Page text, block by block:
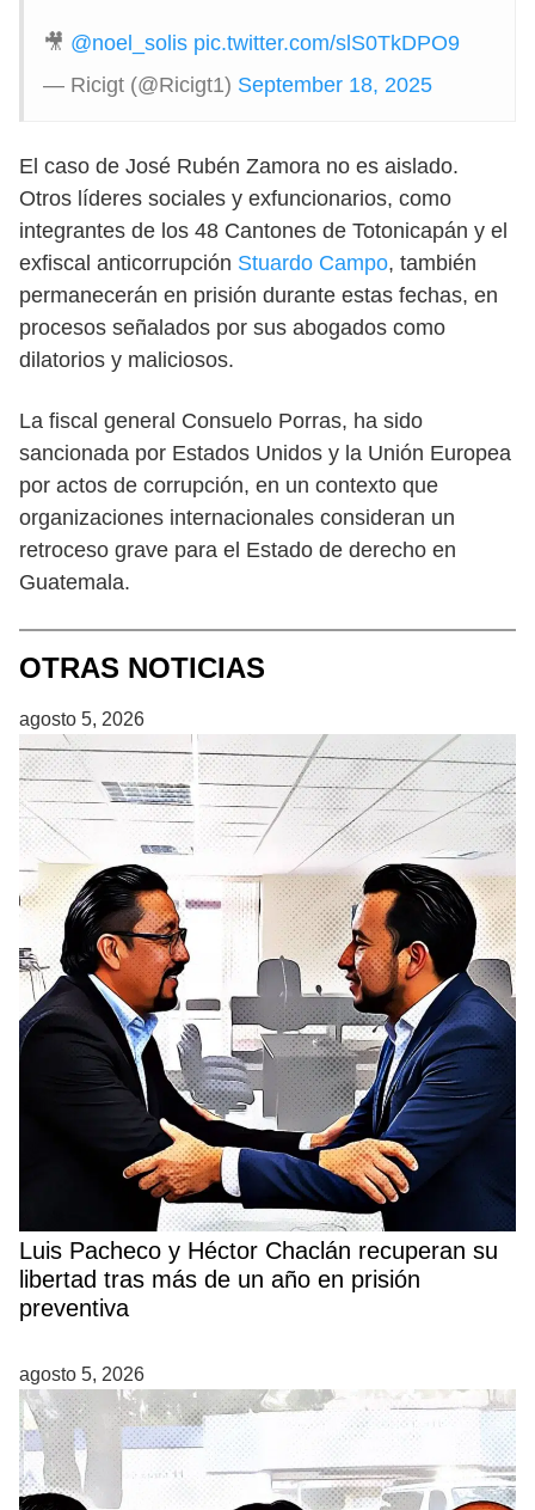
🎥 @noel_solis pic.twitter.com/slS0TkDPO9
— Ricigt (@Ricigt1) September 18, 2025
El caso de José Rubén Zamora no es aislado.
Otros líderes sociales y exfuncionarios, como
integrantes de los 48 Cantones de Totonicapán y el
exfiscal anticorrupción Stuardo Campo, también
permanecerán en prisión durante estas fechas, en
procesos señalados por sus abogados como
dilatorios y maliciosos.
La fiscal general Consuelo Porras, ha sido
sancionada por Estados Unidos y la Unión Europea
por actos de corrupción, en un contexto que
organizaciones internacionales consideran un
retroceso grave para el Estado de derecho en
Guatemala.
OTRAS NOTICIAS
agosto 5, 2026
Luis Pacheco y Héctor Chaclán recuperan su
libertad tras más de un año en prisión
preventiva
agosto 5, 2026